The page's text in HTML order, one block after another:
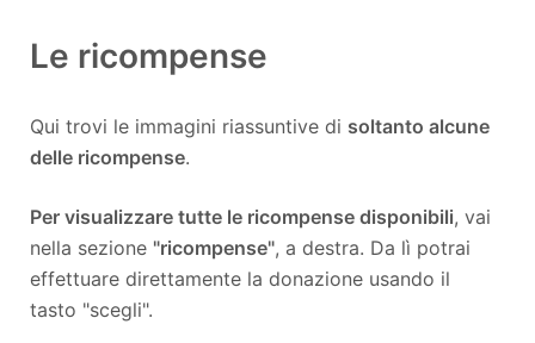
Le ricompense
Qui trovi le immagini riassuntive di soltanto alcune
delle ricompense.
Per visualizzare tutte le ricompense disponibili, vai
nella sezione "ricompense", a destra. Da lì potrai
effettuare direttamente la donazione usando il
tasto "scegli".